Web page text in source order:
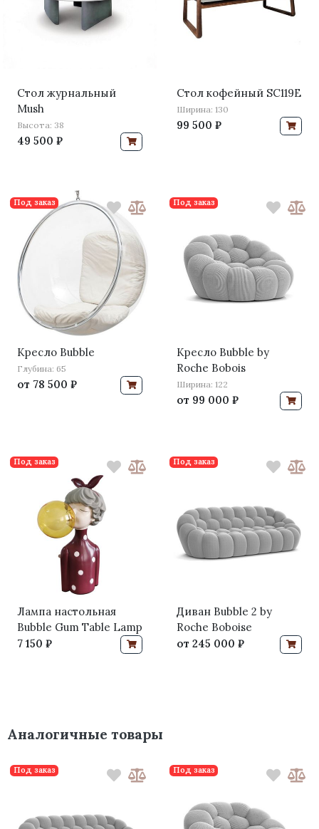
Стол журнальный
Mush
Высота: 38
49 500 ₽
Стол кофейный SC119E
Ширина: 130
99 500 ₽
Кресло Bubble
Глубина: 65
от 78 500 ₽
Под заказ
Кресло Bubble by
Roche Bobois
Ширина: 122
от 99 000 ₽
Под заказ
Лампа настольная
Bubble Gum Table Lamp
7 150 ₽
Под заказ
Диван Bubble 2 by
Roche Boboise
от 245 000 ₽
Под заказ
Аналогичные товары
Под заказ Под заказ